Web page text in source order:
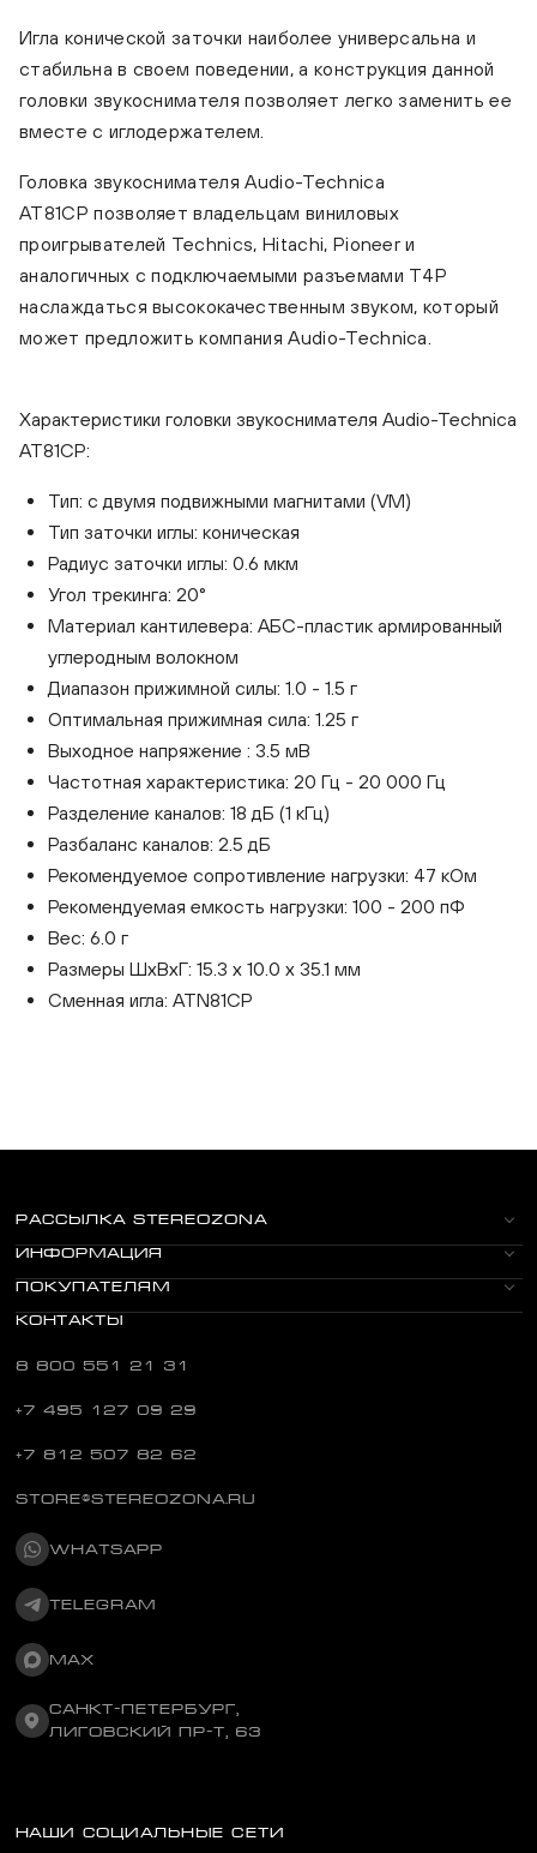
Audio-Technica AT81CP
Игла конической заточки наиболее универсальна и
стабильна в своем поведении, а конструкция данной
головки звукоснимателя позволяет легко заменить ее
вместе с иглодержателем.
Головка звукоснимателя Audio-Technica
AT81CP позволяет владельцам виниловых
проигрывателей Technics, Hitachi, Pioneer и
аналогичных с подключаемыми разъемами T4P
наслаждаться высококачественным звуком, который
может предложить компания Audio-Technica.
Характеристики головки звукоснимателя Audio-Technica
AT81CP:
Тип: с двумя подвижными магнитами (VМ)
Тип заточки иглы: коническая
Радиус заточки иглы: 0.6 мкм
Угол трекинга: 20°
Материал кантилевера: АБС-пластик армированный
углеродным волокном
Диапазон прижимной силы: 1.0 - 1.5 г
Оптимальная прижимная сила: 1.25 г
Выходное напряжение : 3.5 мВ
Частотная характеристика: 20 Гц - 20 000 Гц
Разделение каналов: 18 дБ (1 кГц)
Разбаланс каналов: 2.5 дБ
Рекомендуемое сопротивление нагрузки: 47 кОм
Рекомендуемая емкость нагрузки: 100 - 200 пФ
Вес: 6.0 г
Размеры ШхВхГ: 15.3 х 10.0 х 35.1 мм
Сменная игла: ATN81CP
РАССЫЛКА STEREOZONA
ИНФОРМАЦИЯ
ПОКУПАТЕЛЯМ
КОНТАКТЫ
8 800 551 21 31
+7 495 127 09 29
+7 812 507 82 62
STORE@STEREOZONA.RU
WHATSAPP
TELEGRAM
MAX
САНКТ-ПЕТЕРБУРГ,
ЛИГОВСКИЙ ПР-Т, 63
НАШИ СОЦИАЛЬНЫЕ СЕТИ